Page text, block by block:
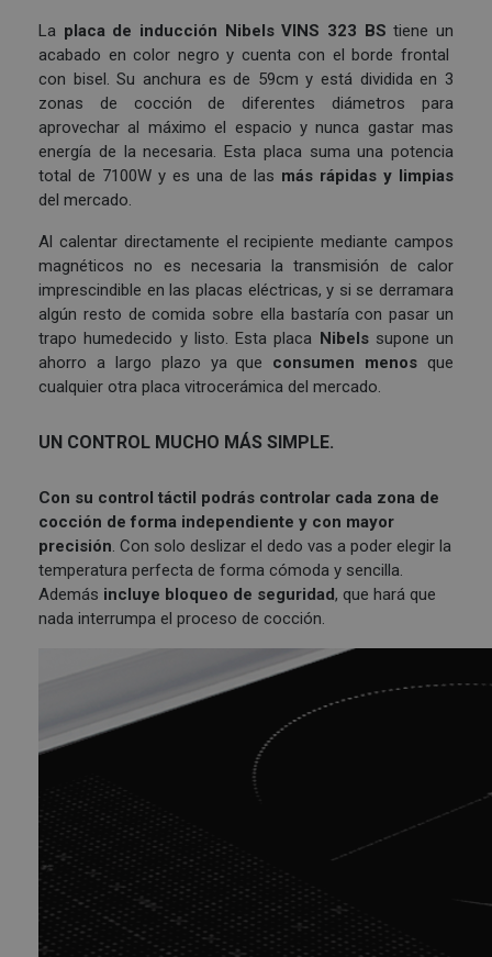
La placa de inducción Nibels VINS 323 BS tiene un
acabado en color negro y cuenta con el borde frontal
con bisel. Su anchura es de 59cm y está dividida en 3
zonas de cocción de diferentes diámetros para
aprovechar al máximo el espacio y nunca gastar mas
energía de la necesaria. Esta placa suma una potencia
total de 7100W y es una de las más rápidas y limpias
del mercado.
Al calentar directamente el recipiente mediante campos
magnéticos no es necesaria la transmisión de calor
imprescindible en las placas eléctricas, y si se derramara
algún resto de comida sobre ella bastaría con pasar un
trapo humedecido y listo. Esta placa Nibelssupone un
ahorro a largo plazo ya que consumen menos que
cualquier otra placa vitrocerámica del mercado.
UN CONTROL MUCHO MÁS SIMPLE.
Con su control táctil podrás controlar cada zona de
cocción de forma independiente y con mayor
precisión. Con solo deslizar el dedo vas a poder elegir la
temperatura perfecta de forma cómoda y sencilla.
Además incluye bloqueo de seguridad, que hará que
nada interrumpa el proceso de cocción.